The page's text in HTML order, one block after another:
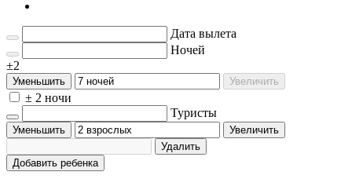
Дата вылета
Ночей
±2
Уменьшить Увеличить
± 2 ночи
Туристы
Уменьшить
Увеличить
Удалить
Добавить ребенка